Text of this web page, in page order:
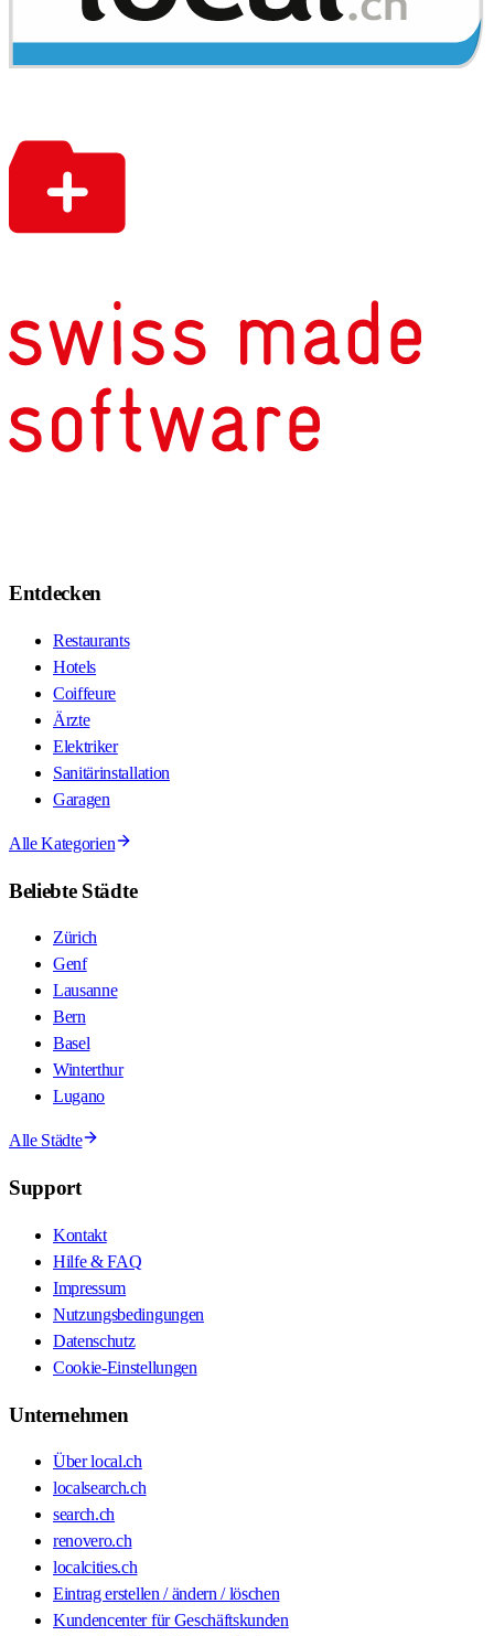
Entdecken
Restaurants
Hotels
Coiffeure
Ärzte
Elektriker
Sanitärinstallation
Garagen
Alle Kategorien
Beliebte Städte
Zürich
Genf
Lausanne
Bern
Basel
Winterthur
Lugano
Alle Städte
Support
Kontakt
Hilfe & FAQ
Impressum
Nutzungsbedingungen
Datenschutz
Cookie-Einstellungen
Unternehmen
Über local.ch
localsearch.ch
search.ch
renovero.ch
localcities.ch
Eintrag erstellen / ändern / löschen
Kundencenter für Geschäftskunden